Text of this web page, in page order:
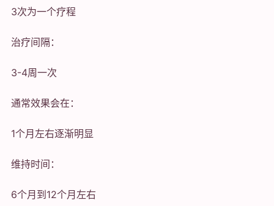
3次为一个疗程
治疗间隔：
3-4周一次
通常效果会在：
1个月左右逐渐明显
维持时间：
6个月到12个月左右